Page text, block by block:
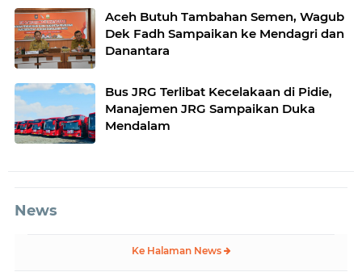
Persen
Aceh Butuh Tambahan Semen, Wagub
Dek Fadh Sampaikan ke Mendagri dan
Danantara
Bus JRG Terlibat Kecelakaan di Pidie,
Manajemen JRG Sampaikan Duka
Mendalam
News
Ke Halaman News